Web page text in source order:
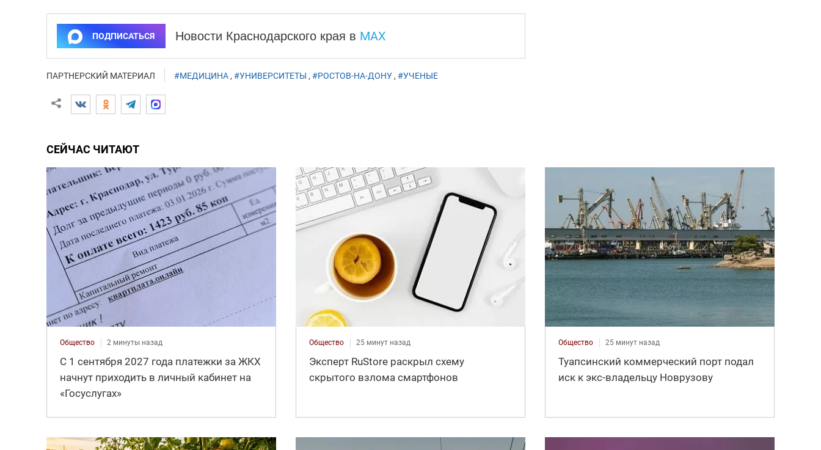
ПОДПИСАТЬСЯ Новости Краснодарского края в MAX
ПАРТНЕРСКИЙ МАТЕРИАЛ #МЕДИЦИНА, #УНИВЕРСИТЕТЫ , #РОСТОВ-НА-ДОНУ, #УЧЕНЫЕ
СЕЙЧАС ЧИТАЮТ
Общество 2 минуты назад
С 1 сентября 2027 года платежки за ЖКХ
начнут приходить в личный кабинет на
«Госуслугах»
Общество 25 минут назад
Эксперт RuStore раскрыл схему
скрытого взлома смартфонов
Общество 25 минут назад
Туапсинский коммерческий порт подал
иск к экс-владельцу Новрузову